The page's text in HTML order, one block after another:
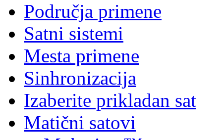
Područja primene
Satni sistemi
Mesta primene
Sinhronizacija
Izaberite prikladan sat
Matični satovi